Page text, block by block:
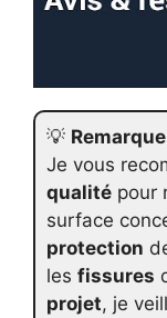
💡 Remarque
Je vous
qualité pour
surface
protection
les fissures
projet, je